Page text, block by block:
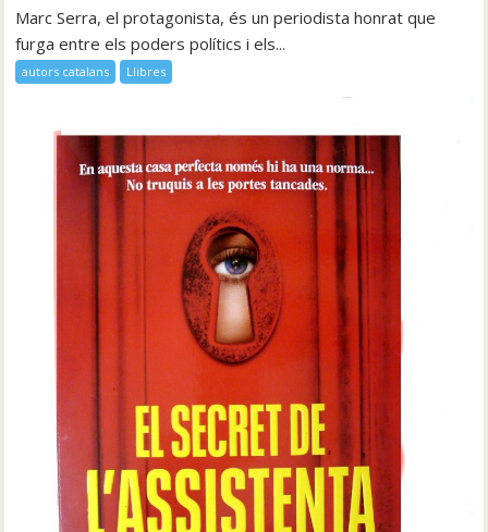
Marc Serra, el protagonista, és un periodista honrat que
furga entre els poders polítics i els...
autors catalans Llibres